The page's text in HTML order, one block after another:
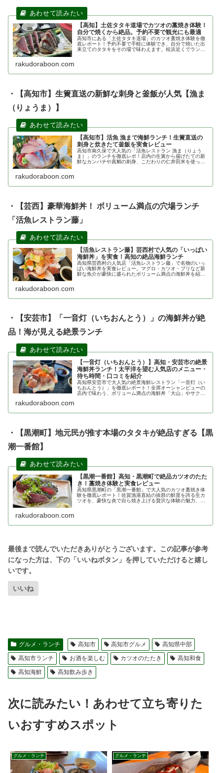
【高知】土佐タタキ道場でカツオの藁焼き体験！
自分で焼くから絶品。予約不要で観光にも最適
高知市にある「土佐タタキ道場」のカツオ藁焼き体験を徹
底レポート！予約不要で手軽に体験でき、自分で焼いた出
来立てのタタキをその場で味わえます。桂浜近くでランチ
rakudoraboon.com
・【高知市】生簀直送の新鮮な刺身と釜飯が人気【漁ま
（りょうま）】
【高知市】活魚 漁まで海鮮ランチ！生簀直送の
刺身と炊きたて釜飯を実食レビュー
高知市南久保で大人気の「活魚レストラン 漁ま（りょう
ま）」のランチを徹底レポ！店内の生簀から揚げたての新
鮮なカンパチや真鯛の刺身、こだわりの仁井田米を使った
rakudoraboon.com
・【芸西】豪華海鮮丼！ ボリューム満点の穴場ランチ
「活魚レストラン藤」
【活魚レストラン藤】芸西村で人気の「いっぱい
海鮮丼」を実食！高知の絶品海鮮ランチ
高知県芸西村の人気店「活魚レストラン藤」で名物のいっ
ぱい海鮮丼を実食レビュー。マグロ・カツオ・ブリなど新
鮮な魚介が豪快に盛られたボリューム満点の海鮮丼を紹介
rakudoraboon.com
・【安芸市】「一音灯（いちおんとう）」の海鮮丼が絶
品！海が見える絶景ランチ
【一音灯（いちおんとう）】高知・安芸市の絶景
海鮮丼ランチ！太平洋を望む人気店のメニュー・
待ち時間・口コミを紹介
高知県安芸市で大人気の絶景海鮮レストラン「一音灯（い
ちおんとう）」を徹底レポート！全席オーシャンビューの
店内で味わう、ボリューム満点の海鮮丼「大山」やサクサ
rakudoraboon.com
・【黒潮町】地元民が推す本場のタタキが絶品すぎる【黒
潮一番館】
【黒潮一番館】高知・黒潮町で絶品カツオのたた
き！藁焼き体験と実食レビュー
高知県黒潮町の「黒潮一番館」で大人気のカツオ藁焼き体
験を徹底レポート！佐賀漁港直結の抜群の鮮度を誇る生カ
ツオを、豪快な炎で自ら焼き上げる贅沢な体験の魅力、お
rakudoraboon.com
いいね
グルメ・ランチ 高知市 高知市グルメ
高知県中部
高知市ランチ
お酒を楽しむ カツオのたたき
高知和食
高知海鮮
高知飲み歩き
次に読みたい！あわせて立ち寄りた
いおすすめスポット
グルメ・ランチ グルメ・ランチ